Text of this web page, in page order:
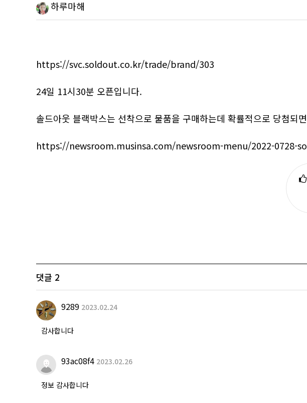
하루마해
https://svc.soldout.co.kr/trade/brand/303
24일 11시30분 오픈입니다.
솔드아웃 블랙박스는 선착으로 물품을 구매하는데 확률적으로 당첨
https://newsroom.musinsa.com/newsroom-menu/2022-0728-
댓글 2
9289 2023.02.24
감사합니다
93ac08f4 2023.02.26
정보 감사합니다